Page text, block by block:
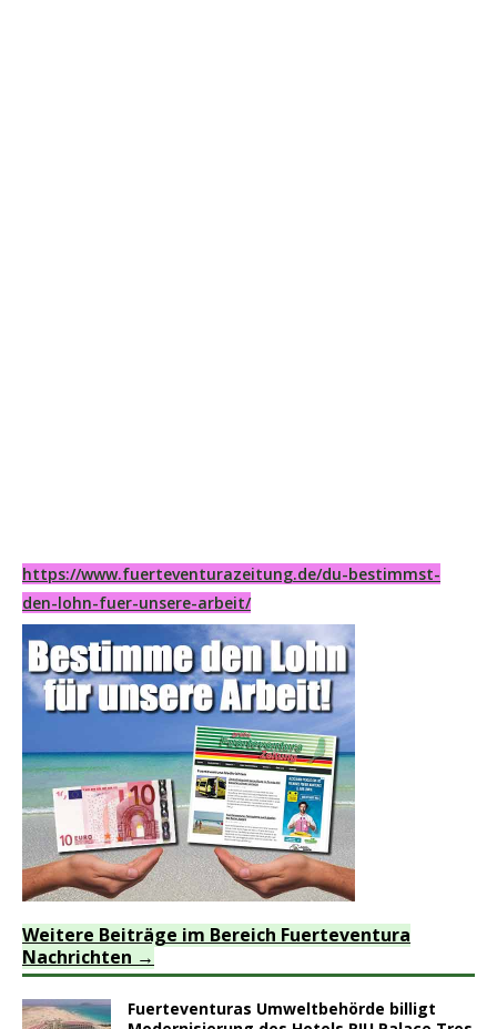
https://www.fuerteventurazeitung.de/du-bestimmst-
den-lohn-fuer-unsere-arbeit/
Weitere Beiträge im Bereich Fuerteventura
Nachrichten
Fuerteventuras Umweltbehörde billigt